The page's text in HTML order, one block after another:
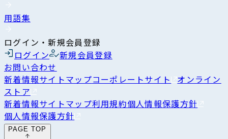
用語集
ログイン・新規会員登録
ログイン
新規会員登録
お問い合わせ
新着情報サイトマップコーポレートサイト オンライン
ストア
新着情報サイトマップ利用規約個人情報保護方針
個人情報保護方針
PAGE TOP